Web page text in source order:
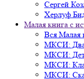
Сергей
Херлуф
Малая книга с
Вся Малая
МКСИ:
МКСИ:
МКСИ:
МКСИ: